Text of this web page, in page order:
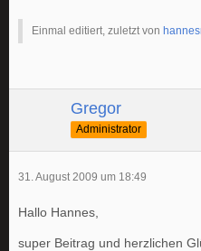
Einmal editiert, zuletzt von
Gregor
Administrator
31. August 2009 um 18:49
Hallo Hannes,
super Beitrag und herzlichen